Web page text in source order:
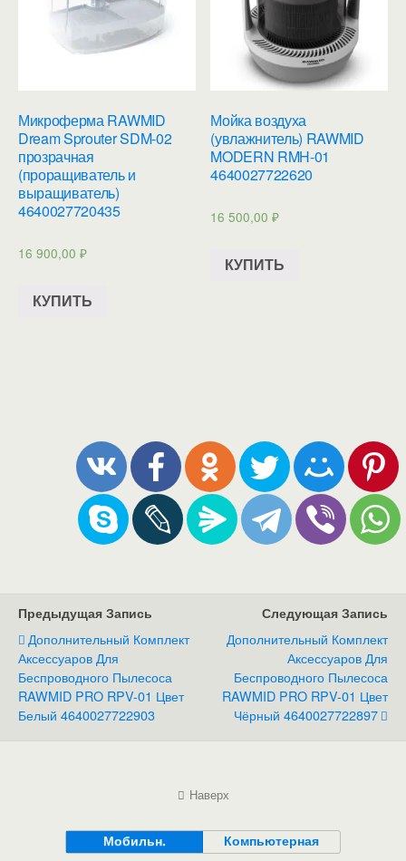
Микроферма RAWMID
Dream Sprouter SDM-02
прозрачная
(проращиватель и
выращиватель)
4640027720435
16 900,00 ₽
КУПИТЬ
Мойка воздуха
(увлажнитель) RAWMID
MODERN RMH-01
4640027722620
16 500,00₽
КУПИТЬ
Предыдущая Запись
Дополнительный Комплект
Аксессуаров Для
Беспроводного Пылесоса
RAWMID PRO RPV-01 Цвет
Белый 4640027722903
Следующая Запись
Дополнительный Комплект
Аксессуаров Для
Беспроводного Пылесоса
RAWMID PRO RPV-01 Цвет
Чёрный 4640027722897
Наверх
Мобильн. Компьютерная